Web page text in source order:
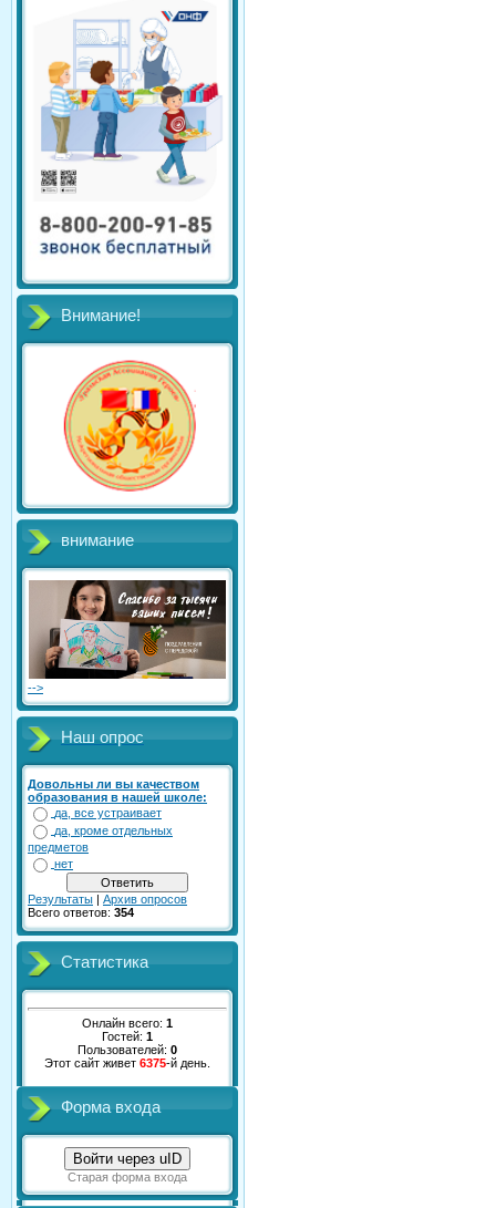
Внимание!
внимание
-->
Наш опрос
Довольны ли вы качеством
образования в нашей школе:
да, все устраивает
да, кроме отдельных
предметов
нет
Результаты | Архив опросов
Всего ответов: 354
Статистика
Онлайн всего: 1
Гостей: 1
Пользователей: 0
Этот сайт живет 6375-й день.
Форма входа
Войти через uID
Старая форма входа